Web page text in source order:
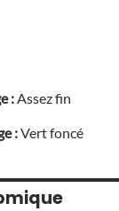
:Assez fin
:Vert foncé